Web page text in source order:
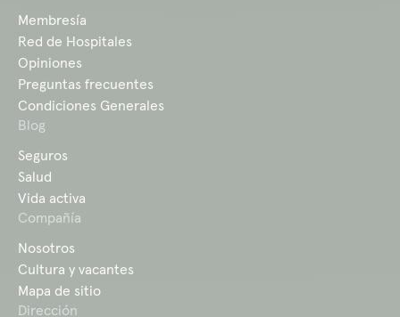
Membresía
Red de Hospitales
Opiniones
Preguntas frecuentes
Condiciones Generales
Blog
Seguros
Salud
Vida activa
Compañía
Nosotros
Cultura y vacantes
Mapa de sitio
Dirección